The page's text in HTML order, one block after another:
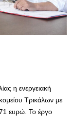
η ενεργειακή
Τρικάλων με
ευρώ. Το έργο